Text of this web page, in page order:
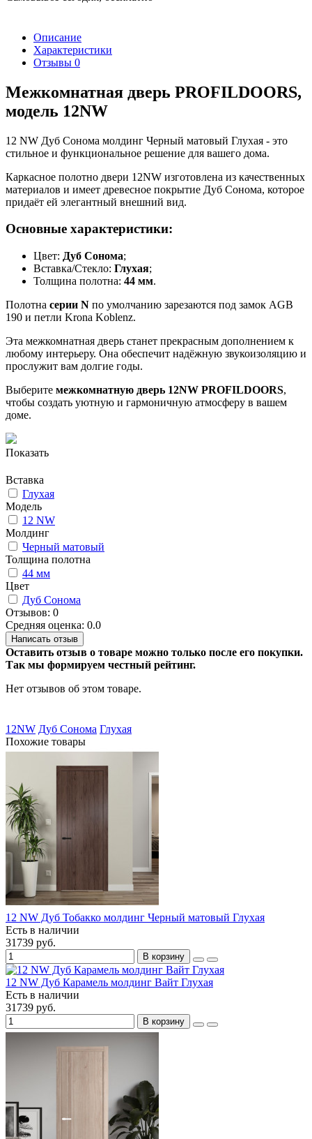
Описание
Характеристики
Отзывы 0
Межкомнатная дверь PROFILDOORS,
модель 12NW
12 NW Дуб Сонома молдинг Черный матовый Глухая - это
стильное и функциональное решение для вашего дома.
Каркасное полотно двери 12NW изготовлена из качественных
материалов и имеет древесное покрытие Дуб Сонома, которое
придаёт ей элегантный внешний вид.
Основные характеристики:
Цвет: Дуб Сонома;
Вставка/Стекло: Глухая;
Толщина полотна: 44 мм.
Полотна серии N по умолчанию зарезаются под замок AGB
190 и петли Krona Koblenz.
Эта межкомнатная дверь станет прекрасным дополнением к
любому интерьеру. Она обеспечит надёжную звукоизоляцию и
прослужит вам долгие годы.
Выберите межкомнатную дверь 12NW PROFILDOORS,
чтобы создать уютную и гармоничную атмосферу в вашем
доме.
Показать
Вставка
Глухая
Модель
12 NW
Молдинг
Черный матовый
Толщина полотна
44 мм
Цвет
Дуб Сонома
Отзывов: 0
Средняя оценка: 0.0
Написать отзыв
Оставить отзыв о товаре можно только после его покупки.
Так мы формируем честный рейтинг.
Нет отзывов об этом товаре.
12NW Дуб Сонома Глухая
Похожие товары
12 NW Дуб Тобакко молдинг Черный матовый Глухая
Есть в наличии
31739 руб.
В корзину
12 NW Дуб Карамель молдинг Вайт Глухая
Есть в наличии
31739 руб.
В корзину